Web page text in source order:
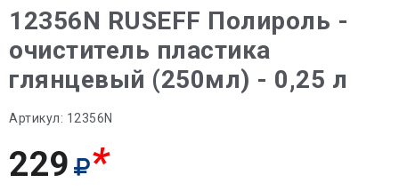
12356N RUSEFF Полироль -
очиститель пластика
глянцевый (250мл) - 0,25 л
Артикул: 12356N
229 *